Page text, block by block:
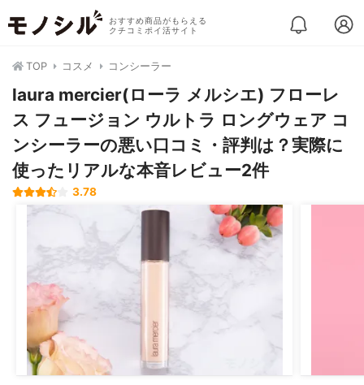
おすすめ商品がもらえる
クチコミポイ活サイト
TOP コスメ コンシーラー
laura mercier(ローラ メルシエ) フローレ
ス フュージョン ウルトラ ロングウェア コ
ンシーラーの悪い口コミ・評判は？実際に
使ったリアルな本音レビュー2件
3.78